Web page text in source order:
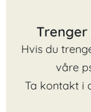
Hvis du
våre
Ta kontakt i